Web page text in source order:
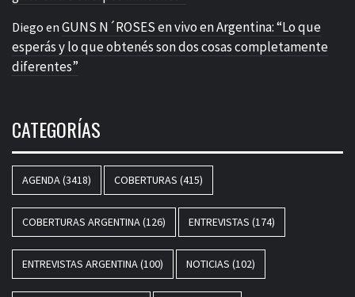
Diego en GUNS N´ROSES en vivo en Argentina: “Lo que
esperás y lo que obtenés son dos cosas completamente
diferentes”
CATEGORÍAS
AGENDA(3418) COBERTURAS (415)
COBERTURAS ARGENTINA(126) ENTREVISTAS (174)
ENTREVISTAS ARGENTINA(100) NOTICIAS (102)